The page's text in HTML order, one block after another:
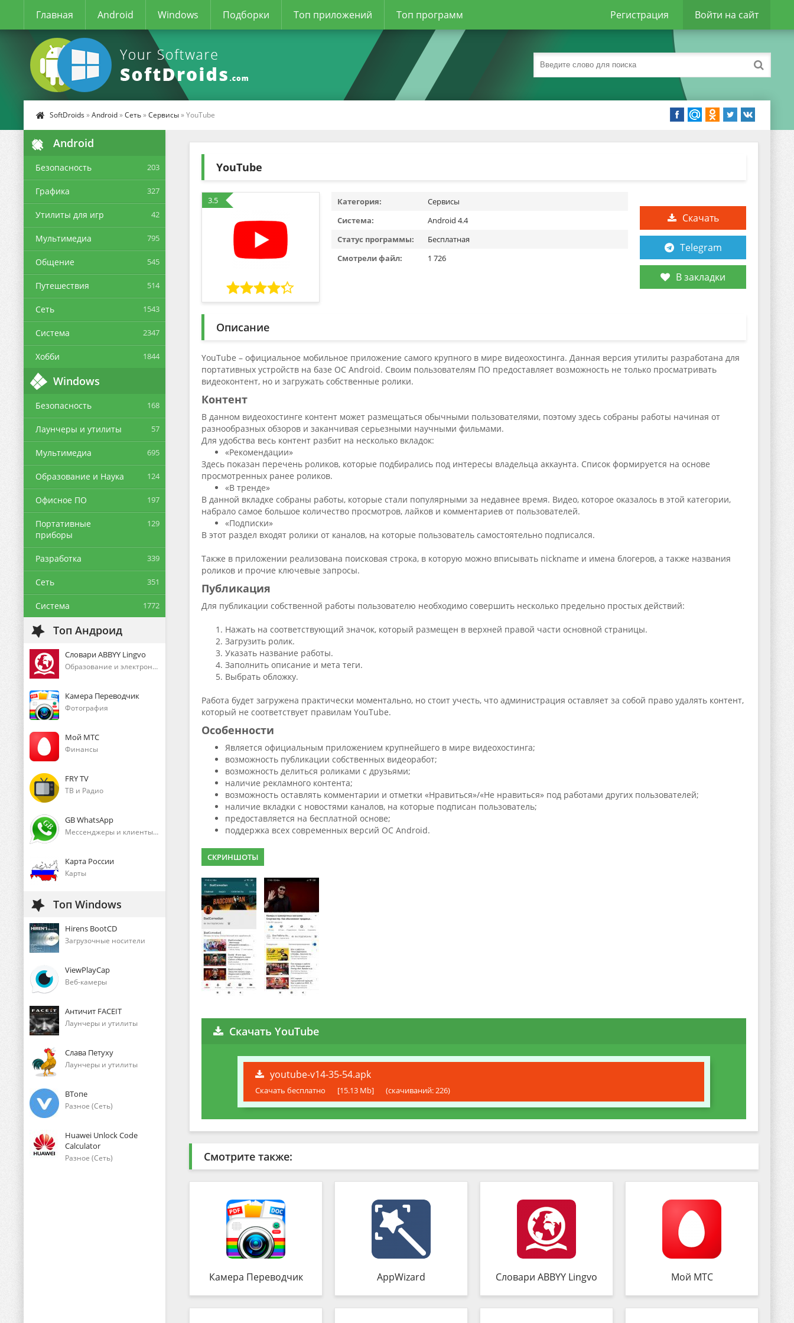
Главная Android Windows Подборки Топ приложений Топ программ Регистрация Войти на сайт
SoftDroids »Android»Сеть»Сервисы» YouTube
Android
Безопасность 203
Графика 327
Утилиты для игр 42
Мультимедиа 795
Общение 545
Путешествия 514
Сеть 1543
Система 2347
Хобби 1844
Windows
Безопасность 168
Лаунчеры и утилиты 57
Мультимедиа 695
Образование и Наука 124
Офисное ПО 197
Портативные
приборы
129
Разработка 339
Сеть 351
Система 1772
Топ Андроид
Словари ABBYY Lingvo
Образование и электронные книги
Камера Переводчик
Фотография
Мой МТС
Финансы
FRY TV
ТВ и Радио
GB WhatsApp
Мессенджеры и клиенты голосового общения
Карта России
Карты
Топ Windows
Hirens BootCD
Загрузочные носители
ViewPlayCap
Веб-камеры
Античит FACEIT
Лаунчеры и утилиты
Слава Петуху
Лаунчеры и утилиты
ВТопе
Разное (Сеть)
Huawei Unlock Code
Calculator
Разное (Сеть)
YouTube
3.5
Скачать
Telegram
В закладки
Категория:
Сервисы
Система:
Android 4.4
Статус программы:
Бесплатная
Смотрели файл:
1 726
Описание
YouTube – официальное мобильное приложение самого крупного в мире видеохостинга. Данная версия утилиты разработана для
портативных устройств на базе ОС Android. Своим пользователям ПО предоставляет возможность не только просматривать
видеоконтент, но и загружать собственные ролики.
Контент
В данном видеохостинге контент может размещаться обычными пользователями, поэтому здесь собраны работы начиная от
разнообразных обзоров и заканчивая серьезными научными фильмами.
Для удобства весь контент разбит на несколько вкладок:
«Рекомендации»
Здесь показан перечень роликов, которые подбирались под интересы владельца аккаунта. Список формируется на основе
просмотренных ранее роликов.
«В тренде»
В данной вкладке собраны работы, которые стали популярными за недавнее время. Видео, которое оказалось в этой категории,
набрало самое большое количество просмотров, лайков и комментариев от пользователей.
«Подписки»
В этот раздел входят ролики от каналов, на которые пользователь самостоятельно подписался.
Также в приложении реализована поисковая строка, в которую можно вписывать nickname и имена блогеров, а также названия
роликов и прочие ключевые запросы.
Публикация
Для публикации собственной работы пользователю необходимо совершить несколько предельно простых действий:
Нажать на соответствующий значок, который размещен в верхней правой части основной страницы.
Загрузить ролик.
Указать название работы.
Заполнить описание и мета теги.
Выбрать обложку.
Работа будет загружена практически моментально, но стоит учесть, что администрация оставляет за собой право удалять контент,
который не соответствует правилам YouTube.
Особенности
Является официальным приложением крупнейшего в мире видеохостинга;
возможность публикации собственных видеоработ;
возможность делиться роликами с друзьями;
наличие рекламного контента;
возможность оставлять комментарии и отметки «Нравиться»/«Не нравиться» под работами других пользователей;
наличие вкладки с новостями каналов, на которые подписан пользователь;
предоставляется на бесплатной основе;
поддержка всех современных версий ОС Android.
СКРИНШОТЫ
Скачать YouTube
youtube-v14-35-54.apk
Скачать бесплатно [15.13 Mb] (cкачиваний: 226)
Смотрите также:
Камера Переводчик AppWizard Словари ABBYY Lingvo Мой МТС